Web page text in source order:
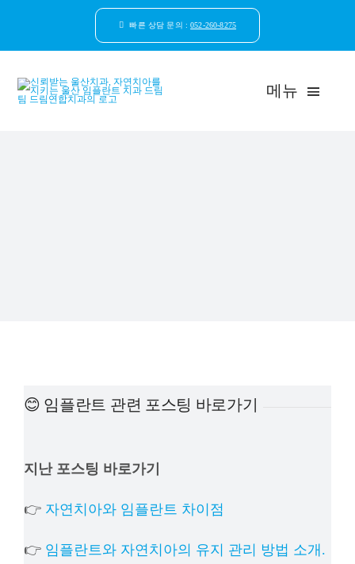
빠른 상담 문의 :052-260-8275
메뉴
상담예약
😊 임플란트 관련 포스팅 바로가기
지난 포스팅 바로가기
👉 자연치아와 임플란트 차이점
👉 임플란트와 자연치아의 유지 관리 방법 소개.